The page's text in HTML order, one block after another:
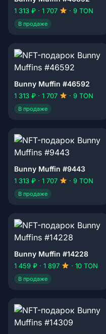
1 313 ₽ · 1 707 · 9 TON
В продаже
Bunny Muffin #46592
1 313 ₽ · 1 707 · 9 TON
В продаже
Bunny Muffin #9443
1 313 ₽ · 1 707 · 9 TON
В продаже
Bunny Muffin #14228
1 459 ₽ · 1 897 · 10 TON
В продаже